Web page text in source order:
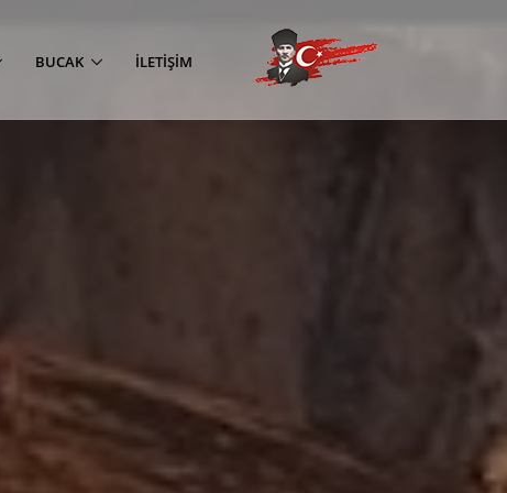
BUCAK İLETIŞIM